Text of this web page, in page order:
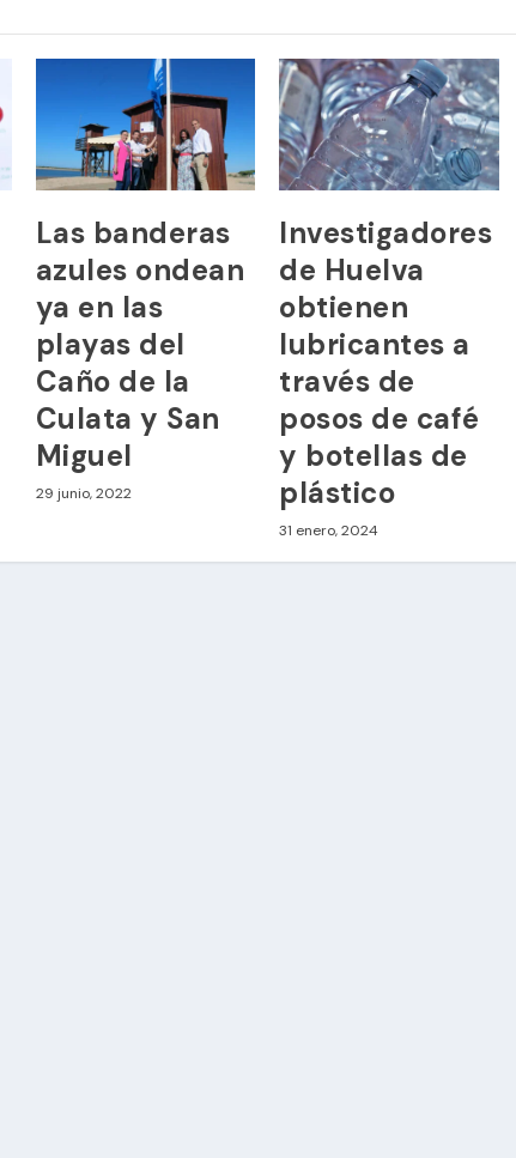
Las banderas
azules ondean
ya en las
playas del
Caño de la
Culata y San
Miguel
29 junio, 2022
Investigadores
de Huelva
obtienen
lubricantes a
través de
posos de café
y botellas de
plástico
31 enero, 2024